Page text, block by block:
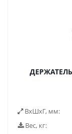
ВxШxГ, мм:
Вес, кг: